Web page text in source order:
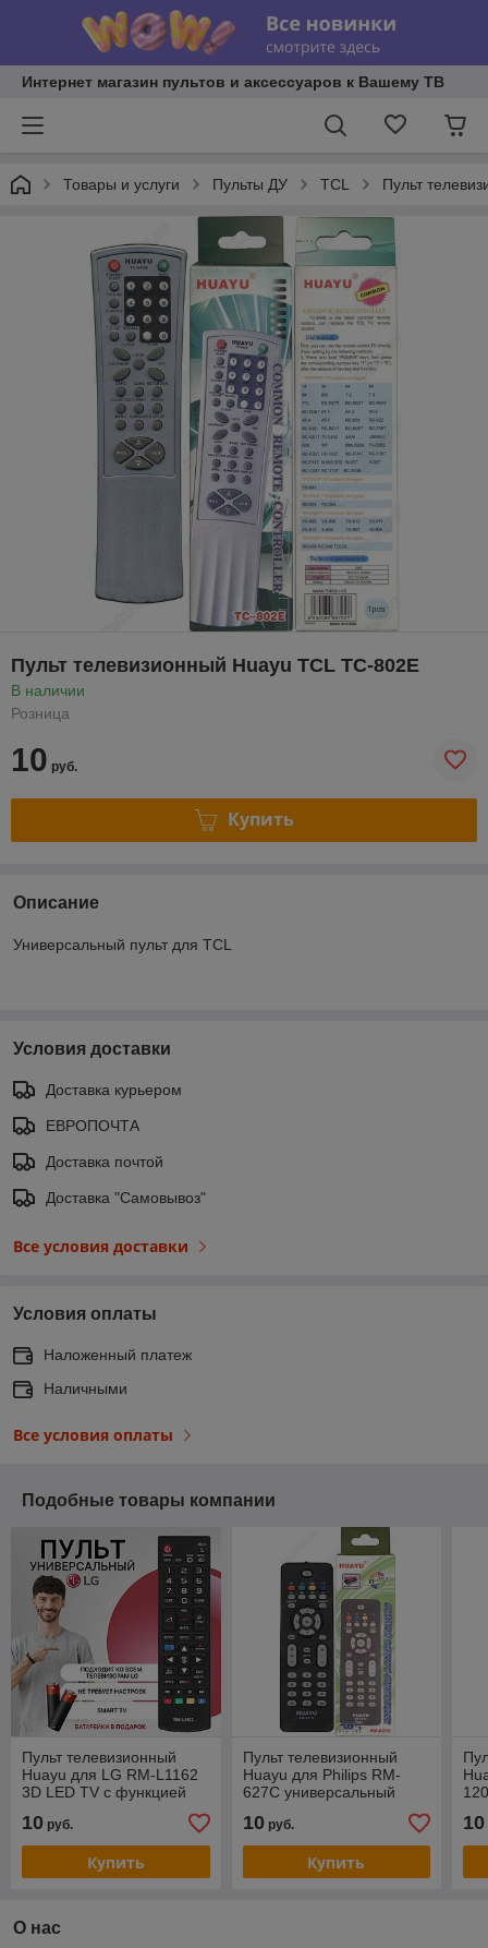
Интернет магазин пультов и аксессуаров к Вашему ТВ
Товары и услуги Пульты ДУ TCL Пульт
Пульт телевизионный Huayu TCL TC-802E
В наличии
Розница
10 руб.
Купить
Описание
Универсальный пульт для TCL
Условия доставки
Доставка курьером
ЕВРОПОЧТА
Доставка почтой
Доставка "Самовывоз"
Все условия доставки
Условия оплаты
Наложенный платеж
Наличными
Все условия оплаты
Подобные товары компании
Пульт телевизионный
Huayu для LG RM-L1162
3D LED TV с функцией
10 руб.
Купить
Пульт телевизионный
Huayu для Philips RM-
627C универсальный
10руб.
Купить
10
О нас